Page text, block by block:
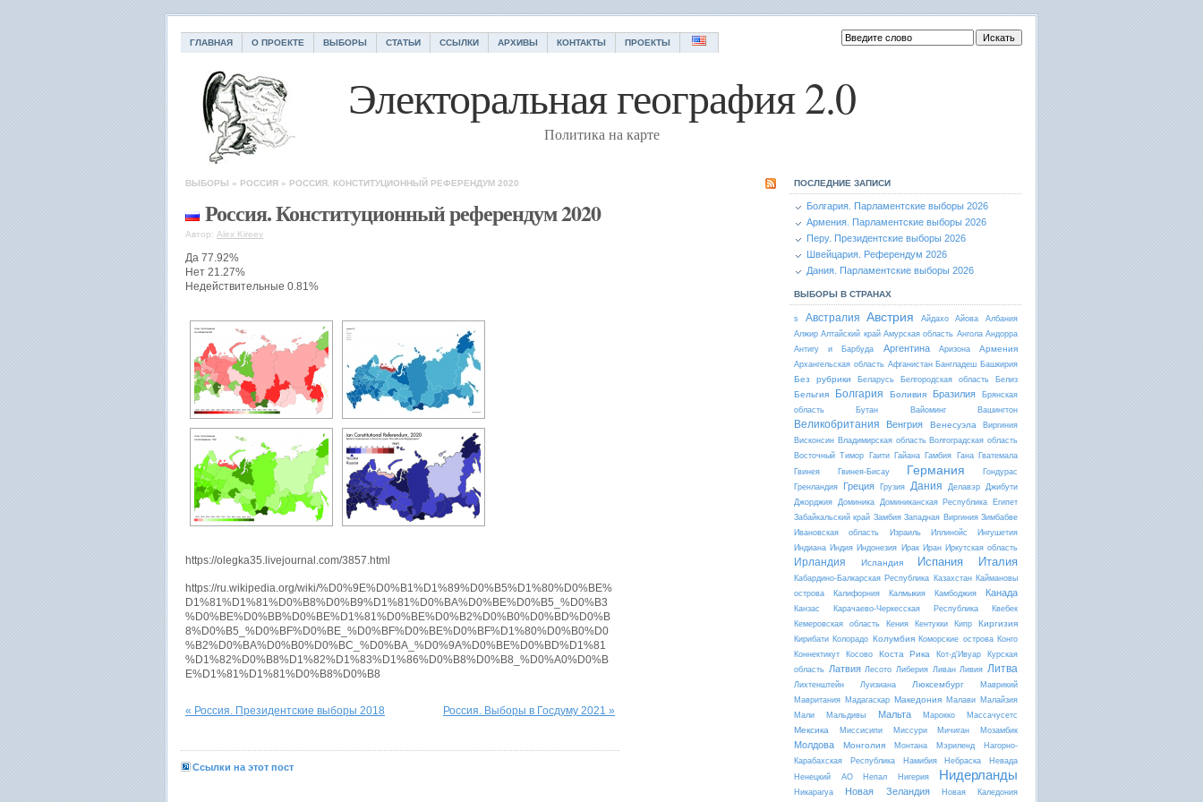
ГЛАВНАЯ О ПРОЕКТЕ ВЫБОРЫ СТАТЬИ ССЫЛКИ АРХИВЫ КОНТАКТЫ ПРОЕКТЫ
Электоральная география 2.0
Политика на карте
ВЫБОРЫ » РОССИЯ » РОССИЯ. КОНСТИТУЦИОННЫЙ РЕФЕРЕНДУМ 2020
Россия. Конституционный референдум 2020
Автор: Alex Kireev
Да 77.92%
Нет 21.27%
Недействительные 0.81%
https://olegka35.livejournal.com/3857.html
https://ru.wikipedia.org/wiki/%D0%9E%D0%B1%D1%89%D0%B5%D1%80%D0%BE%
D1%81%D1%81%D0%B8%D0%B9%D1%81%D0%BA%D0%BE%D0%B5_%D0%B3
%D0%BE%D0%BB%D0%BE%D1%81%D0%BE%D0%B2%D0%B0%D0%BD%D0%B
8%D0%B5_%D0%BF%D0%BE_%D0%BF%D0%BE%D0%BF%D1%80%D0%B0%D0
%B2%D0%BA%D0%B0%D0%BC_%D0%BA_%D0%9A%D0%BE%D0%BD%D1%81
%D1%82%D0%B8%D1%82%D1%83%D1%86%D0%B8%D0%B8_%D0%A0%D0%B
E%D1%81%D1%81%D0%B8%D0%B8
« Россия. Президентские выборы 2018 Россия. Выборы в Госдуму 2021 »
Ссылки на этот пост
ПОСЛЕДНИЕ ЗАПИСИ
Болгария. Парламентские выборы 2026
Армения. Парламентские выборы 2026
Перу. Президентские выборы 2026
Швейцария. Референдум 2026
Дания. Парламентские выборы 2026
ВЫБОРЫ В СТРАНАХ
s Австралия Австрия Айдахо Айова
Албания
Алжир Алтайский край Амурская область Ангола Андорра
Антигу и Барбуда
Аргентина Аризона Армения
Архангельская область Афганистан Бангладеш Башкирия
Без рубрики Беларусь Белгородская область Белиз
Бельгия Болгария Боливия Бразилия
Брянская
область
Бутан Вайоминг Вашингтон
Великобритания Венгрия Венесуэла
Виргиния
Висконсин Владимирская область Волгоградская область
Восточный Тимор
Гаити Гайана Гамбия Гана
Гватемала
Гвинея
Гвинея-Бисау Германия
Гондурас
Гренландия
Греция Грузия Дания Делавэр Джибути
Джорджия Доминика Доминиканская Республика
Египет
Забайкальский край Замбия Западная Виргиния Зимбабве
Ивановская область
Израиль Иллинойс
Ингушетия
Индиана Индия Индонезия Ирак Иран Иркутская область
Ирландия Исландия Испания Италия
Кабардино-Балкарская Республика Казахстан Каймановы
острова
Калифорния Калмыкия Камбоджия Канада
Канзас Карачаево-Черкесская Республика
Квебек
Кемеровская область
Кения Кентукки Кипр Киргизия
Кирибати Колорадо Колумбия Коморские острова Конго
Коннектикут
Косово Коста Рика Кот-д'Ивуар
Курская
область Латвия Лесото Либерия Ливан Ливия Литва
Лихтенштейн Луизиана Люксембург
Маврикий
Мавритания Мадагаскар Македония Малави Малайзия
Мали
Мальдивы Мальта Марокко Массачусетс
Мексика Миссисипи Миссури Мичиган Мозамбик
Молдова Монголия Монтана Мэриленд
Нагорно-
Карабахская Республика
Намибия Небраска
Невада
Ненецкий АО
Непал Нигерия Нидерланды
Никарагуа Новая Зеландия Новая Каледония